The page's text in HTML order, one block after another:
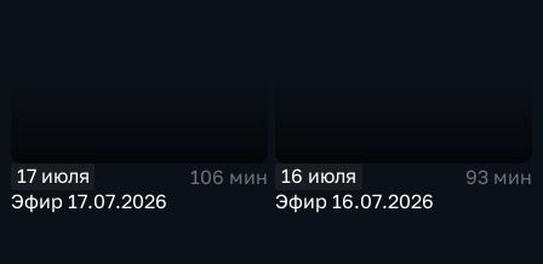
17 июля
106 мин
Эфир 17.07.2026
16 июля
93 мин
Эфир 16.07.2026